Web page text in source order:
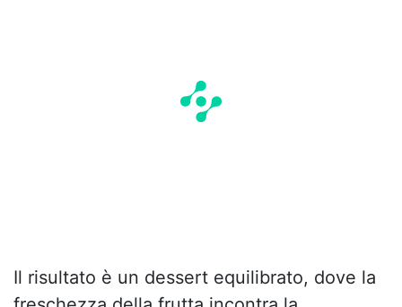
Il risultato è un dessert equilibrato, dove la